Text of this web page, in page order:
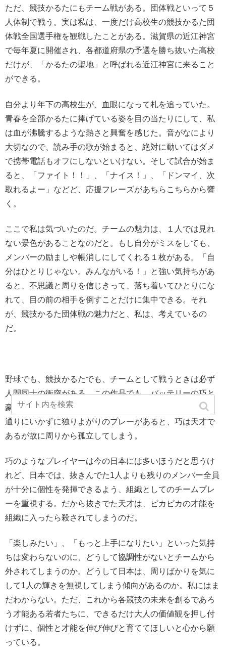
ただ、競技かるたにもチーム戦がある。団体戦といって５
人体制で戦う。実は私は、一度だけ高校生の競技かるた団
体戦全国選手権を観戦したことがある。滋賀県の近江神宮
で毎年夏に開催され、各都道府県の予選を勝ち抜いた高校
だけが、「かるたの聖地」と呼ばれる近江神宮に来ること
ができる。
自分より年下の高校生が、血眼になって札を追っていた。
青春を全部かるたに捧げている姿を目の当たりにして、私
は血が沸騰するような熱さと興奮を感じた。音がなにより
大切なので、読み手の歌が始まると、絶対に動いてはダメ
で携帯電話もオフにしないといけない。そして試合が始ま
ると、「ファイト！！」、「ナイス！」、「ドンマイ、次
取れるよー」などど、応援フレーズがあちらこちらから響
く。
ここで私は気づいたのだ。チームの魅力は、１人では見れ
ない景色があることなのだと。もし自分がミスをしても、
メンバーの励ましや帳消しにしてくれる１枚がある。「自
分はひとりじゃない。みんながいる！」と強い気持ちがあ
ると、不思議と周りを信じきって、落ち着いてひとりにな
れて、目の前の相手を倒すことだけに集中できる。それ
が、競技かるた団体戦の魅力だと、私は、考えているの
だ。
野球でも、競技かるたでも、チームとして戦うときは必ず
人間同士の衝突がある。この作品でも、バッテリーの巧と
豪が意見割れで衝突する場面がいくつも出てくるが、思い
通りにいかずに独りよがりのプレーがあると、巧は天才で
あるが故に周りから孤立してしまう。
巧のようなプレイヤーは今の日本には多いほうだと思うけ
れど、日本では、抜きんでた1人よりも残りのメンバー全員
が十分に個性を発揮できるよう、組織としてのチームプレ
ーを重視する。だから抜きでた天才は、ピカピカの才能を
組織に入ったら殺されてしまうのだ。
「楽しみたい」、「もっと上手になりたい」といった気持
ちは変わらないのに、どうして協調性がないとチームから
外されてしまうのか。どうして日本は、周りばかりを気に
して1人の輝きを無視してしまう傾向があるのか。私にはま
だわからない。ただ、これから各競技の未来を創るであろ
う才能ある若者たちに、できるだけ大人の価値観を押し付
けずに、個性と才能を伸び伸びと育ててほしいと心から願
っている。